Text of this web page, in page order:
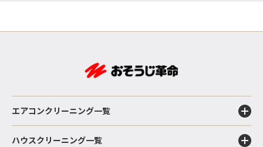
エアコンクリーニング一覧
ハウスクリーニング一覧